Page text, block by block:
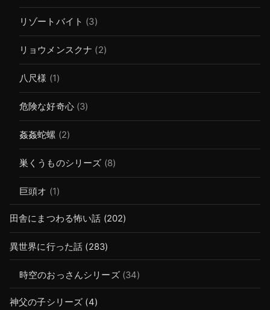
リゾートバイト (3)
リョウメンスクナ (2)
八尺様 (1)
危険な好奇心(3)
姦姦蛇螺 (2)
巣くうものシリーズ (8)
巨頭オ (1)
田舎にまつわる怖い話 (202)
異世界に行った話 (283)
時空のおっさんシリーズ(34)
神父の子シリーズ (4)